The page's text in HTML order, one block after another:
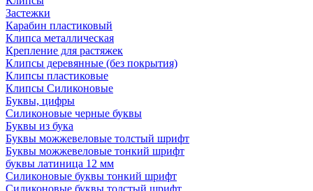
Застежки
Карабин пластиковый
Клипса металлическая
Крепление для растяжек
Клипсы деревянные (без покрытия)
Клипсы пластиковые
Клипсы Силиконовые
Буквы, цифры
Силиконовые черные буквы
Буквы из бука
Буквы можжевеловые толстый шрифт
Буквы можжевеловые тонкий шрифт
буквы латиница 12 мм
Силиконовые буквы тонкий шрифт
Силиконовые буквы толстый шрифт